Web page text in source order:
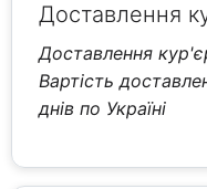
Доставлення
Доставлення
Вартість
днів по Україні